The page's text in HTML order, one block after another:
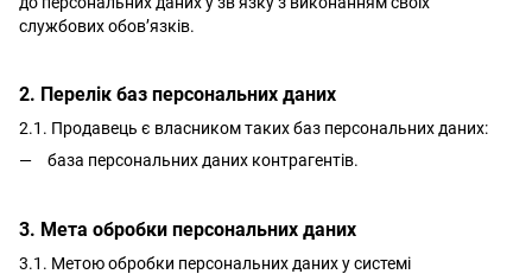
службових обов’язків.
2. Перелік баз персональних даних
2.1. Продавець є власником таких баз персональних даних:
база персональних даних контрагентів.
3. Мета обробки персональних даних
3.1. Метою обробки персональних даних у системі